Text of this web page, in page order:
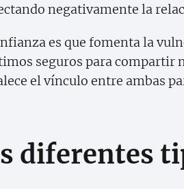
negativamente la
es que fomenta la
seguros para compartir
el vínculo entre ambas
diferentes